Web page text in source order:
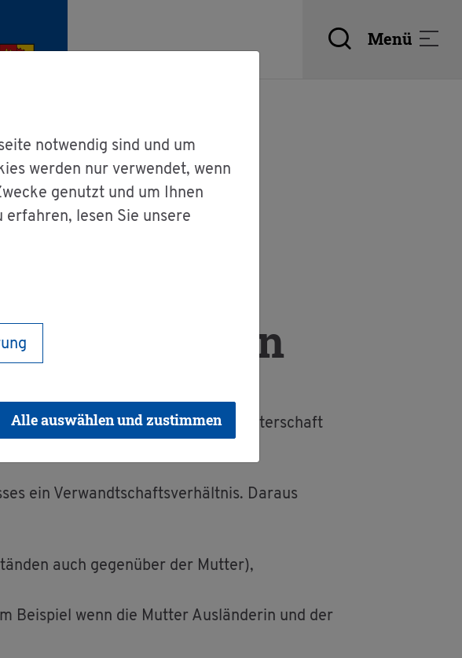
notwendig sind und um
werden nur verwendet, wenn
genutzt und um Ihnen
lesen Sie unsere
Alle auswählen und zustimmen
Menü
A-Z
be­an­tra­gen
oder der bio­lo­gi­sche Vater die Va­ter­schaft
ein Ver­wandt­schafts­ver­hält­nis. Dar­aus
auch ge­gen­über der Mut­ter),
Bei­spiel wenn die Mut­ter Aus­län­de­rin und der